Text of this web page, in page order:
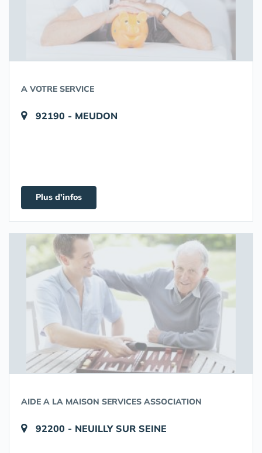
A VOTRE SERVICE
92190 - MEUDON
Plus d'infos
AIDE A LA MAISON SERVICES ASSOCIATION
92200 - NEUILLY SUR SEINE